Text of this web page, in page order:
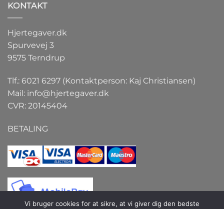
KONTAKT
Hjertegaver.dk
Spurvevej 3
9575 Terndrup
Tlf.: 6021 6297 (Kontaktperson: Kaj Christiansen)
Mail: info@hjertegaver.dk
CVR: 20145404
BETALING
Vi bruger cookies for at sikre, at vi giver dig den bedste